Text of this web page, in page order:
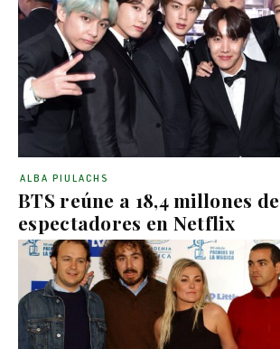
BTS reúne a 18,4 millones de
espectadores en Netflix
ALBA PIULACHS